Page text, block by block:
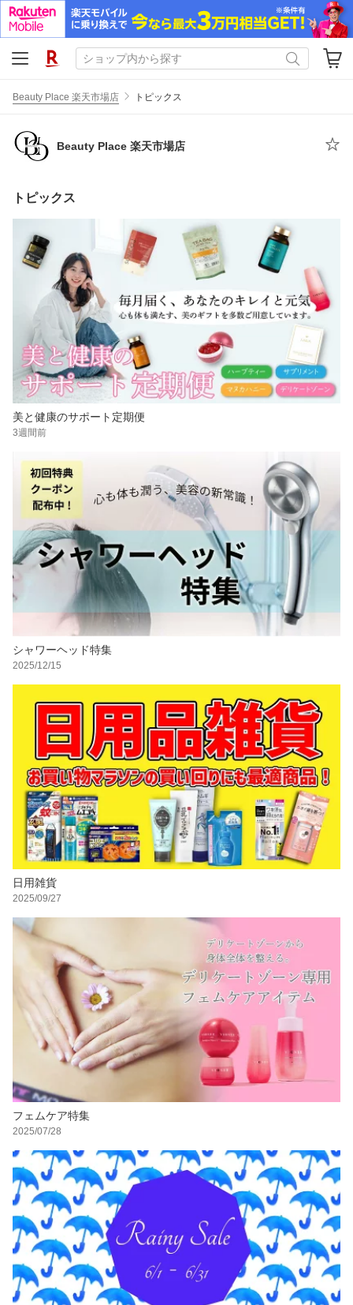
Beauty Place 楽天市場店 トピックス
Beauty Place 楽天市場店
トピックス
美と健康のサポート定期便
3週間前
シャワーヘッド特集
2025/12/15
日用雑貨
2025/09/27
フェムケア特集
2025/07/28